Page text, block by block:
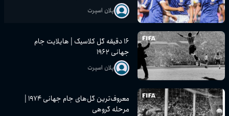
پلان اسپرت
۱۶ دقیقه گل کلاسیک | هایلایت جام
جهانی ۱۹۶۲
پلان اسپرت
معروف‌ترین گل‌های جام جهانی ۱۹۷۴ |
مرحله گروهی